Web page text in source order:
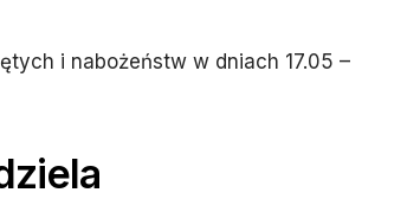
i nabożeństw w dniach 17.05 –